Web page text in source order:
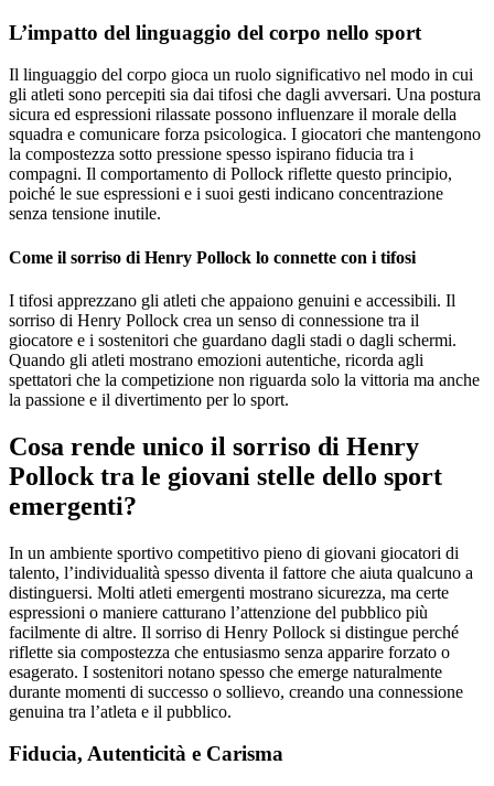
L’impatto del linguaggio del corpo nello sport
Il linguaggio del corpo gioca un ruolo significativo nel modo in cui
gli atleti sono percepiti sia dai tifosi che dagli avversari. Una postura
sicura ed espressioni rilassate possono influenzare il morale della
squadra e comunicare forza psicologica. I giocatori che mantengono
la compostezza sotto pressione spesso ispirano fiducia tra i
compagni. Il comportamento di Pollock riflette questo principio,
poiché le sue espressioni e i suoi gesti indicano concentrazione
senza tensione inutile.
Come il sorriso di Henry Pollock lo connette con i tifosi
I tifosi apprezzano gli atleti che appaiono genuini e accessibili. Il
sorriso di Henry Pollock crea un senso di connessione tra il
giocatore e i sostenitori che guardano dagli stadi o dagli schermi.
Quando gli atleti mostrano emozioni autentiche, ricorda agli
spettatori che la competizione non riguarda solo la vittoria ma anche
la passione e il divertimento per lo sport.
Cosa rende unico il sorriso di Henry
Pollock tra le giovani stelle dello sport
emergenti?
In un ambiente sportivo competitivo pieno di giovani giocatori di
talento, l’individualità spesso diventa il fattore che aiuta qualcuno a
distinguersi. Molti atleti emergenti mostrano sicurezza, ma certe
espressioni o maniere catturano l’attenzione del pubblico più
facilmente di altre. Il sorriso di Henry Pollock si distingue perché
riflette sia compostezza che entusiasmo senza apparire forzato o
esagerato. I sostenitori notano spesso che emerge naturalmente
durante momenti di successo o sollievo, creando una connessione
genuina tra l’atleta e il pubblico.
Fiducia, Autenticità e Carisma